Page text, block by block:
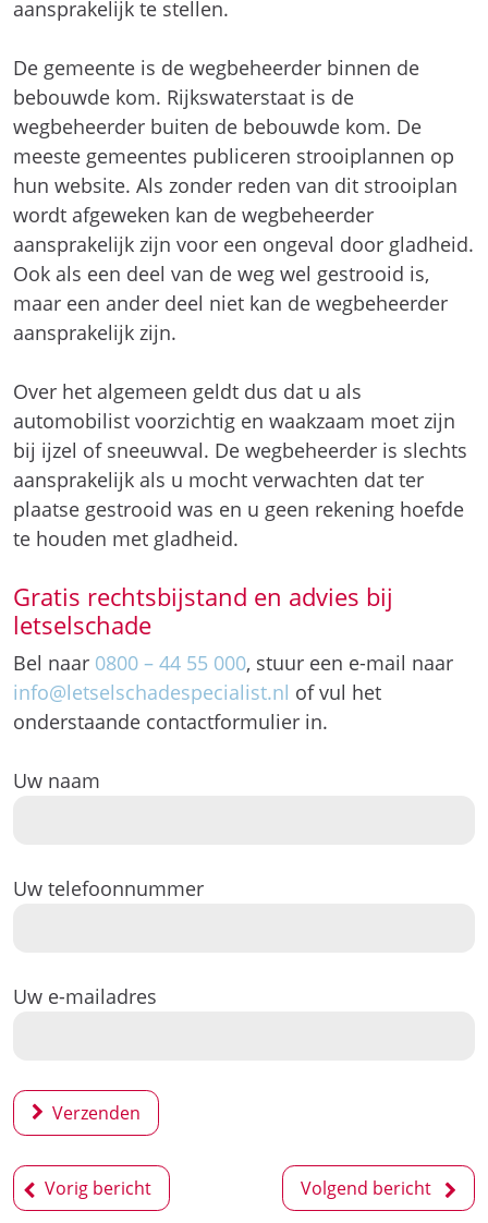
aansprakelijk te stellen.
De gemeente is de wegbeheerder binnen de
bebouwde kom. Rijkswaterstaat is de
wegbeheerder buiten de bebouwde kom. De
meeste gemeentes publiceren strooiplannen op
hun website. Als zonder reden van dit strooiplan
wordt afgeweken kan de wegbeheerder
aansprakelijk zijn voor een ongeval door gladheid.
Ook als een deel van de weg wel gestrooid is,
maar een ander deel niet kan de wegbeheerder
aansprakelijk zijn.
Over het algemeen geldt dus dat u als
automobilist voorzichtig en waakzaam moet zijn
bij ijzel of sneeuwval. De wegbeheerder is slechts
aansprakelijk als u mocht verwachten dat ter
plaatse gestrooid was en u geen rekening hoefde
te houden met gladheid.
Gratis rechtsbijstand en advies bij
letselschade
Bel naar 0800 – 44 55 000, stuur een e-mail naar
info@letselschadespecialist.nl of vul het
onderstaande contactformulier in.
Uw naam
Uw telefoonnummer
Uw e-mailadres
Verzenden
Bericht
navigatie
Vorig bericht Volgend bericht